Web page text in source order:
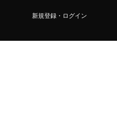
新規登録・ログイン